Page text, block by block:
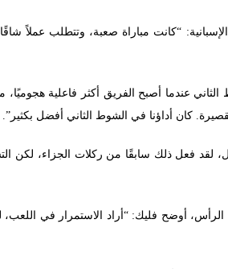
“كانت مباراة صعبة، وتتطلب عملاً
عندما أصبح الفريق أكثر فاعلية
كان أداؤنا في الشوط الثاني أفضل بكثير”.
فعل ذلك سابقًا من ركلات الجزاء، لكن
أوضح فليك: “أراد الاستمرار في اللعب،